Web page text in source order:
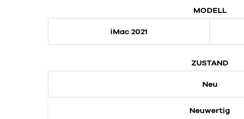
MODELL
iMac 2021
ZUSTAND
Neu
Neuwertig